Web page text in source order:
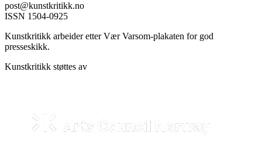
post@kunstkritikk.no
ISSN 1504-0925
Kunstkritikk arbeider etter Vær Varsom-plakaten for god
presseskikk.
Kunstkritikk støttes av